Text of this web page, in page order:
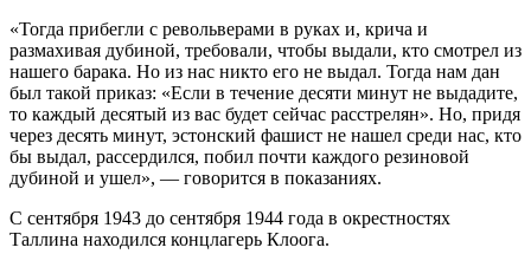
«Тогда прибегли с револьверами в руках и, крича и
размахивая дубиной, требовали, чтобы выдали, кто смотрел из
нашего барака. Но из нас никто его не выдал. Тогда нам дан
был такой приказ: «Если в течение десяти минут не выдадите,
то каждый десятый из вас будет сейчас расстрелян». Но, придя
через десять минут, эстонский фашист не нашел среди нас, кто
бы выдал, рассердился, побил почти каждого резиновой
дубиной и ушел», — говорится в показаниях.
С сентября 1943 до сентября 1944 года в окрестностях
Таллина находился концлагерь Клоога.